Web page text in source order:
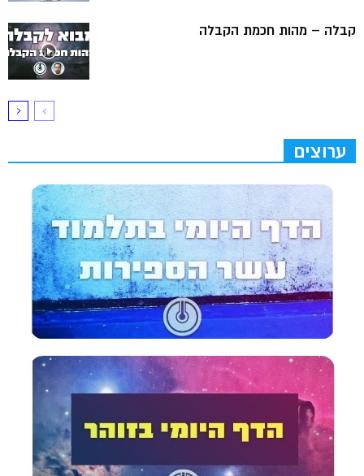
קבלה – מהות חכמת הקבלה
ערוצים